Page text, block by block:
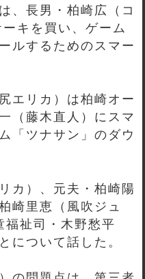
、長男・柏崎広（コ
キを買い、ゲーム
ルするためのスマー
エリカ）は柏崎オー
（藤木直人）にスマ
「ツナサン」のダウ
カ）、元夫・柏崎陽
崎里恵（風吹ジュ
福祉司・木野愁平
について話した。